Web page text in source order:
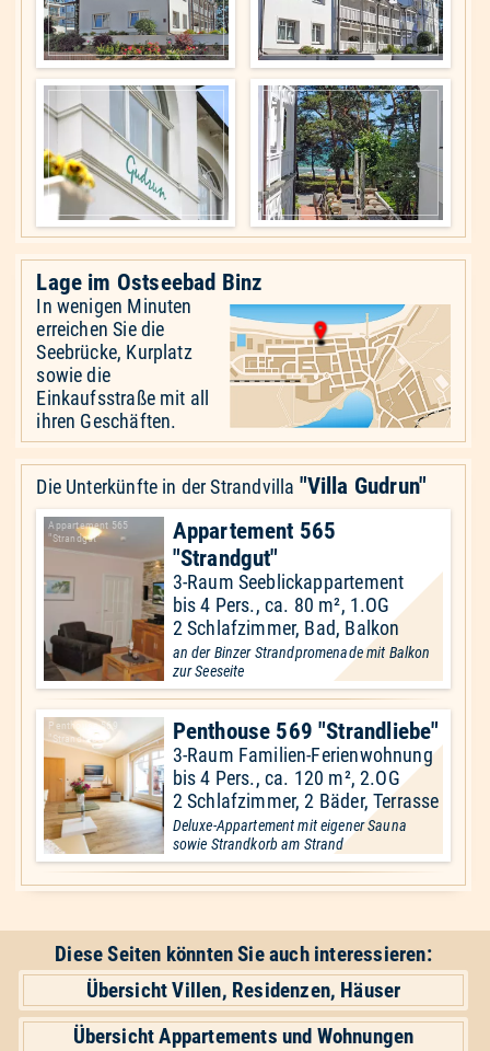
Lage im Ostseebad Binz
In wenigen Minuten
erreichen Sie die
Seebrücke, Kurplatz
sowie die
Einkaufsstraße mit all
ihren Geschäften.
Die Unterkünfte in der Strandvilla "Villa Gudrun"
Appartement 565
"Strandgut"
Appartement 565
"Strandgut"
3-Raum Seeblickappartement
bis 4 Pers., ca. 80 m², 1.OG
2 Schlafzimmer, Bad, Balkon
an der Binzer Strandpromenade mit Balkon
zur Seeseite
Penthouse 569
"Strandliebe"
Penthouse 569 "Strandliebe"
3-Raum Familien-Ferienwohnung
bis 4 Pers., ca. 120 m², 2.OG
2 Schlafzimmer, 2 Bäder, Terrasse
Deluxe-Appartement mit eigener Sauna
sowie Strandkorb am Strand
Diese Seiten könnten Sie auch interessieren:
Übersicht Villen, Residenzen, Häuser
Übersicht Appartements und Wohnungen